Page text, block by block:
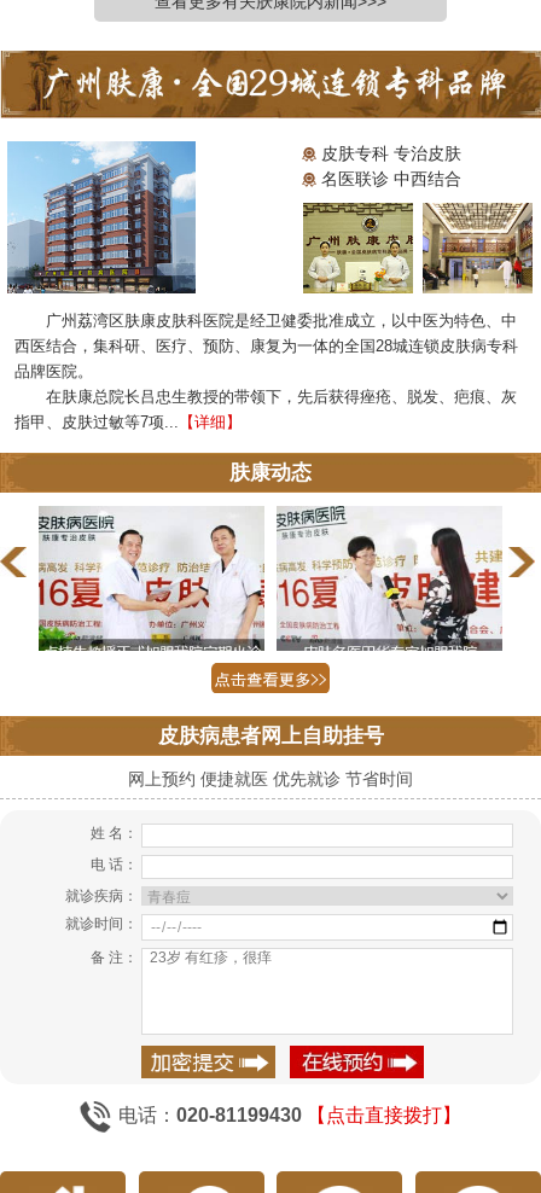
皮肤专科 专治皮肤
名医联诊 中西结合
广州荔湾区肤康皮肤科医院是经卫健委批准成立，以中医为特色、中
西医结合，集科研、医疗、预防、康复为一体的全国28城连锁皮肤病专科
品牌医院。
在肤康总院长吕忠生教授的带领下，先后获得痤疮、脱发、疤痕、灰
指甲、皮肤过敏等7项... 【详细】
肤康动态
皮肤病患者网上自助挂号
网上预约 便捷就医 优先就诊 节省时间
姓 名：
电 话：
就诊疾病：
就诊时间：
备 注：
电话：020-81199430 【点击直接拨打】